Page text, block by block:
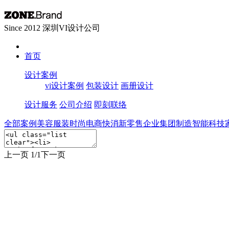
Since 2012 深圳VI设计公司
首页
设计案例
vi设计案例 包装设计 画册设计
设计服务 公司介绍 即刻联络
全部案例 美容服装时尚电商快消新零售企业集团制造智能科技
上一页 1/1下一页